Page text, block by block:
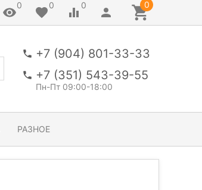
0 0 0 0
+7 (904) 801-33-33
+7 (351) 543-39-55
Пн-Пт 09:00-18:00
РАЗНОЕ